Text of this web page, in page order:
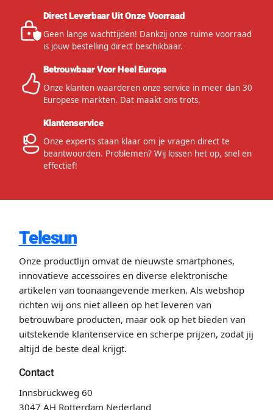
Direct Leverbaar Uit Onze Voorraad
Geen lange wachttijden! Dankzij onze ruime voorraad
is jouw bestelling direct beschikbaar.
Betrouwbaar Voor Heel Europa
Onze klanten waarderen onze service in meer dan 30
Europese markten. Dat maakt ons trots.
Klantenservice
Onze experts staan klaar om je vragen direct te
beantwoorden. Problemen? Wij lossen het op, snel en
effectief!
Telesun
Onze productlijn omvat de nieuwste smartphones,
innovatieve accessoires en diverse elektronische
artikelen van toonaangevende merken. Als webshop
richten wij ons niet alleen op het leveren van
betrouwbare producten, maar ook op het bieden van
uitstekende klantenservice en scherpe prijzen, zodat jij
altijd de beste deal krijgt.
Contact
Innsbruckweg 60
3047 AH Rotterdam Nederland